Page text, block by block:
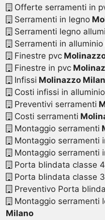
Offerte serramenti in
Serramenti in legno
Serramenti legno
Serramenti in alluminio
Finestre pvc
Finestre in pvc
Infissi Molinazzo
Costi infissi in alluminio
Preventivi serramenti
Costi serramenti
Montaggio serramenti
Montaggio serramenti
Montaggio serramenti
Porta blindata classe
Porta blindata classe
Preventivo Porta
Montaggio serramenti
Milano